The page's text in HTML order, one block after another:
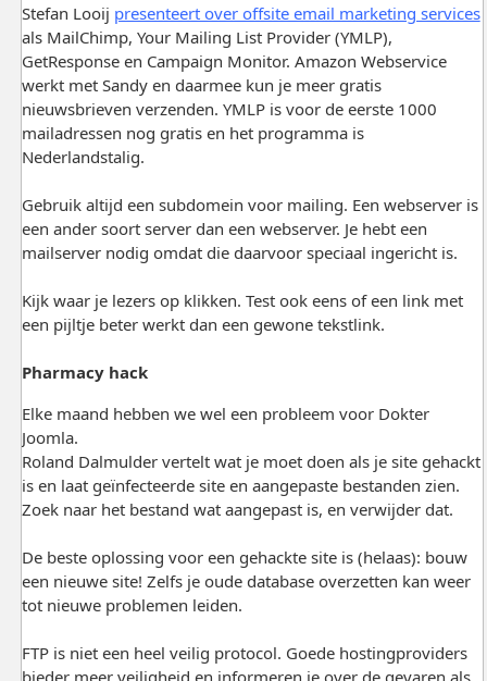
Stefan Looij presenteert over offsite email marketing services
als MailChimp, Your Mailing List Provider (YMLP),
GetResponse en Campaign Monitor. Amazon Webservice
werkt met Sandy en daarmee kun je meer gratis
nieuwsbrieven verzenden. YMLP is voor de eerste 1000
mailadressen nog gratis en het programma is
Nederlandstalig.
Gebruik altijd een subdomein voor mailing. Een webserver is
een ander soort server dan een webserver. Je hebt een
mailserver nodig omdat die daarvoor speciaal ingericht is.
Kijk waar je lezers op klikken. Test ook eens of een link met
een pijltje beter werkt dan een gewone tekstlink.
Pharmacy hack
Elke maand hebben we wel een probleem voor Dokter
Joomla.
Roland Dalmulder vertelt wat je moet doen als je site gehackt
is en laat geïnfecteerde site en aangepaste bestanden zien.
Zoek naar het bestand wat aangepast is, en verwijder dat.
De beste oplossing voor een gehackte site is (helaas): bouw
een nieuwe site! Zelfs je oude database overzetten kan weer
tot nieuwe problemen leiden.
FTP is niet een heel veilig protocol. Goede hostingproviders
bieder meer veiligheid en informeren je over de gevaren als